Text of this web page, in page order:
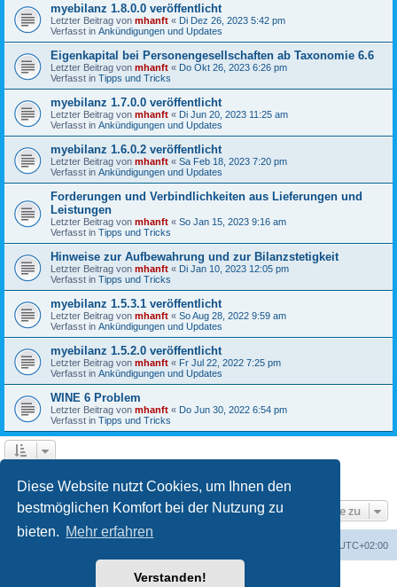
Diese Website nutzt Cookies, um Ihnen den
bestmöglichen Komfort bei der Nutzung zu
bieten. Mehr erfahren
Verstanden!
myebilanz 1.8.0.0 veröffentlicht
Letzter Beitrag von mhanft « Di Dez 26, 2023 5:42 pm
Verfasst in Ankündigungen und Updates
Eigenkapital bei Personengesellschaften ab Taxonomie 6.6
Letzter Beitrag von mhanft « Do Okt 26, 2023 6:26 pm
Verfasst in Tipps und Tricks
myebilanz 1.7.0.0 veröffentlicht
Letzter Beitrag von mhanft « Di Jun 20, 2023 11:25 am
Verfasst in Ankündigungen und Updates
myebilanz 1.6.0.2 veröffentlicht
Letzter Beitrag von mhanft « Sa Feb 18, 2023 7:20 pm
Verfasst in Ankündigungen und Updates
Forderungen und Verbindlichkeiten aus Lieferungen und
Leistungen
Letzter Beitrag von mhanft « So Jan 15, 2023 9:16 am
Verfasst in Tipps und Tricks
Hinweise zur Aufbewahrung und zur Bilanzstetigkeit
Letzter Beitrag von mhanft « Di Jan 10, 2023 12:05 pm
Verfasst in Tipps und Tricks
myebilanz 1.5.3.1 veröffentlicht
Letzter Beitrag von mhanft « So Aug 28, 2022 9:59 am
Verfasst in Ankündigungen und Updates
myebilanz 1.5.2.0 veröffentlicht
Letzter Beitrag von mhanft « Fr Jul 22, 2022 7:25 pm
Verfasst in Ankündigungen und Updates
WINE 6 Problem
Letzter Beitrag von mhanft « Do Jun 30, 2022 6:54 pm
Verfasst in Tipps und Tricks
Gehe zu
UTC+02:00
Powered byphpBB® Forum Software © phpBB Limited